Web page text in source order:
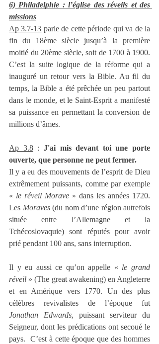
6) Philadelphie : l’église des réveils et des
missions
Ap 3.7-13 parle de cette période qui va de la
fin du 18ème siècle jusqu’à la première
moitié du 20ème siècle, soit de 1700 à 1900.
C’est la suite logique de la réforme qui a
inauguré un retour vers la Bible. Au fil du
temps, la Bible a été prêchée un peu partout
dans le monde, et le Saint-Esprit a manifesté
sa puissance en permettant la conversion de
millions d’âmes.
Ap 3.8 : J'ai mis devant toi une porte
ouverte, que personne ne peut fermer.
Il y a eu des mouvements de l’esprit de Dieu
extrêmement puissants, comme par exemple
« le réveil Morave » dans les années 1720.
Les Moraves (du nom d’une région autrefois
située entre l’Allemagne et la
Tchécoslovaquie) sont réputés pour avoir
prié pendant 100 ans, sans interruption.
Il y eu aussi ce qu’on appelle « le grand
réveil » (The great awakening) en Angleterre
et en Amérique vers 1770. Un des plus
Jonathan Edwards, puissant serviteur du
Seigneur, dont les prédications ont secoué le
pays.  C’est à cette époque que des hommes